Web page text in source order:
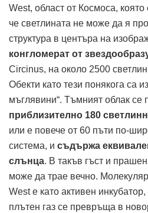
West, област от Космоса, която
че светлината не може да я
структура в центъра на
конгломерат от
Circinus, на около 2500
Обекти като тези понякога са
мъглявини“. Тъмният облак се
приблизително 180
или е повече от 60 пъти по-
система, и съдържа
слънца. В такъв гъст и
може да трае вечно.
West е като активен инкубатор,
плътен газ се превръща в